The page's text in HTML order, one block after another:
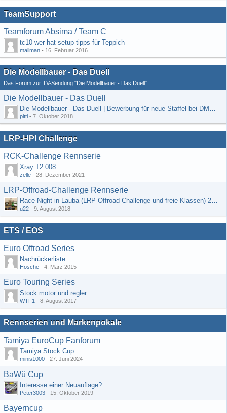
TeamSupport
Teamforum Absima / Team C
tc10 wer hat setup tipps für Teppich
mailman - 16. Februar 2016
Die Modellbauer - Das Duell
Das Forum zur TV-Sendung "Die Modellbauer - Das Duell"
Die Modellbauer - Das Duell
Die Modellbauer - Das Duell | Bewerbung für neue Staffel bei DMAX *Werbung*
pitti - 7. Oktober 2018
LRP-HPI Challenge
RCK-Challenge Rennserie
Xray T2 008
zelle - 28. Dezember 2021
LRP-Offroad-Challenge Rennserie
Race Night in Lauba (LRP Offroad Challenge und freie Klassen) 25/26.08
u22 - 9. August 2018
ETS / EOS
Euro Offroad Series
Nachrückerliste
Hosche - 4. März 2015
Euro Touring Series
Stock motor und regler.
WTF1 - 8. August 2017
Rennserien und Markenpokale
Tamiya EuroCup Fanforum
Tamiya Stock Cup
minis1000 - 27. Juni 2024
BaWü Cup
Interesse einer Neuauflage?
Peter3003 - 15. Oktober 2019
Bayerncup